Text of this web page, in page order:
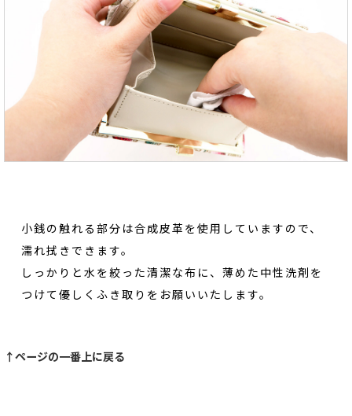
小銭の触れる部分は合成皮革を使用していますので、
濡れ拭きできます。
しっかりと水を絞った清潔な布に、薄めた中性洗剤を
つけて優しくふき取りをお願いいたします。
↑ページの一番上に戻る